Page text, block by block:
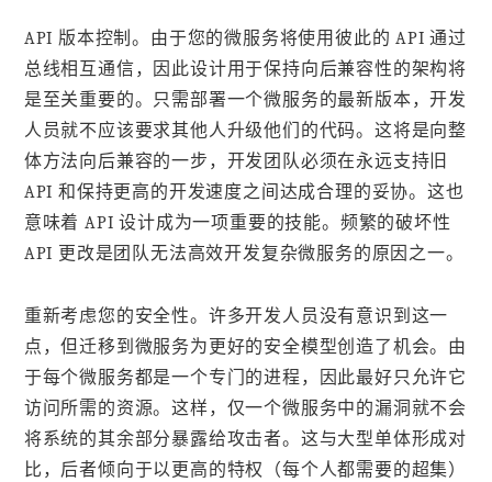
API 版本控制。由于您的微服务将使用彼此的 API 通过
总线相互通信，因此设计用于保持向后兼容性的架构将
是至关重要的。只需部署一个微服务的最新版本，开发
人员就不应该要求其他人升级他们的代码。这将是向整
体方法向后兼容的一步，开发团队必须在永远支持旧
API 和保持更高的开发速度之间达成合理的妥协。这也
意味着 API 设计成为一项重要的技能。频繁的破坏性
API 更改是团队无法高效开发复杂微服务的原因之一。
重新考虑您的安全性。许多开发人员没有意识到这一
点，但迁移到微服务为更好的安全模型创造了机会。由
于每个微服务都是一个专门的进程，因此最好只允许它
访问所需的资源。这样，仅一个微服务中的漏洞就不会
将系统的其余部分暴露给攻击者。这与大型单体形成对
比，后者倾向于以更高的特权（每个人都需要的超集）